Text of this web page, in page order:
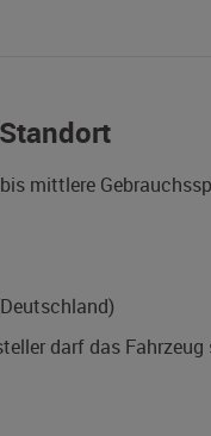
mittlere
darf das